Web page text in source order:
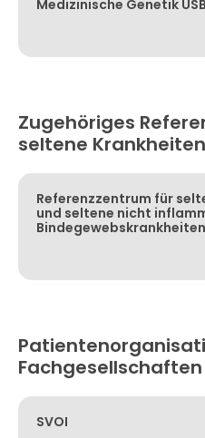
Medizinische Genetik USB
Zugehöriges
seltene Krankheiten
Referenzzentrum für
und seltene nicht
Bindegewebskrankheiten
Fachgesellschaften
SVOI